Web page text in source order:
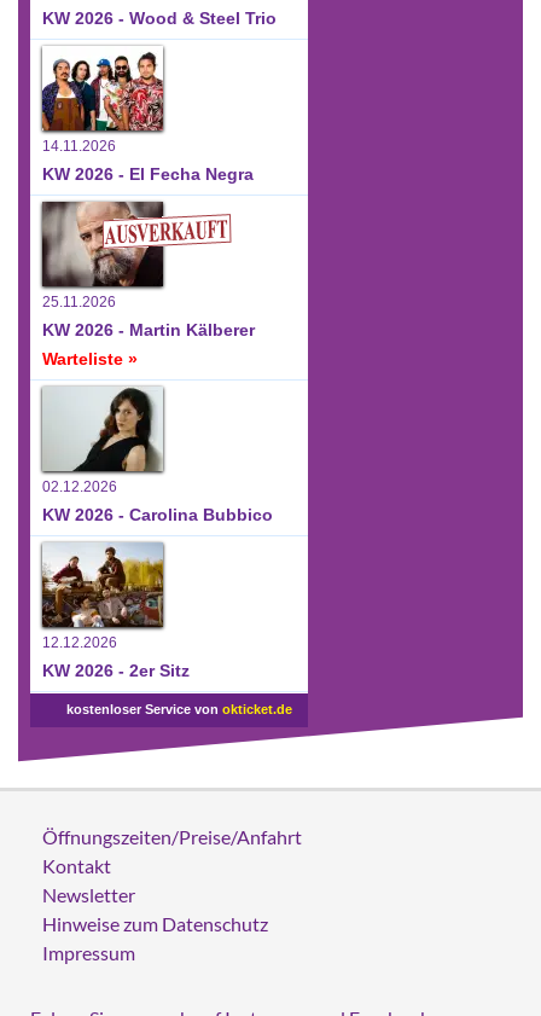
KW 2026 - Wood & Steel Trio
14.11.2026
KW 2026 - El Fecha Negra
25.11.2026
KW 2026 - Martin Kälberer
Warteliste »
02.12.2026
KW 2026 - Carolina Bubbico
12.12.2026
KW 2026 - 2er Sitz
kostenloser Service von okticket.de
Öffnungszeiten/Preise/Anfahrt
Kontakt
Newsletter
Hinweise zum Datenschutz
Impressum